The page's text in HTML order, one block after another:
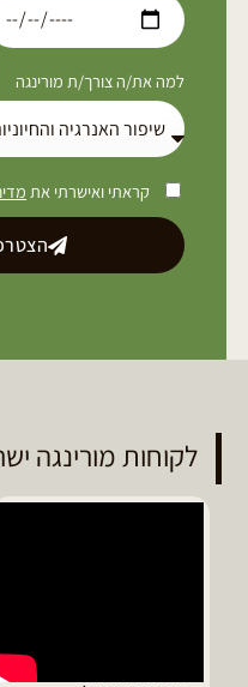
למה את/ה צורך/ת מורינגה
קראתי ואישרתי את
לקוחות מורינגה